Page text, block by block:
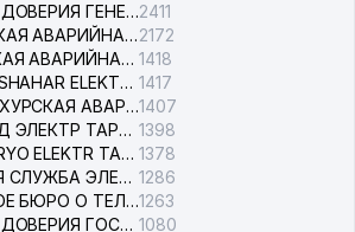
ТЕЛЕФОНЫ ДОВЕРИЯ ГЕНЕРАЛЬНОЙ ПРОКУРАТУРЫ РЕСПУБЛИКИ УЗБЕКИСТАН2411
АЛМАЗАРСКАЯ АВАРИЙНАЯ СЛУЖБА ЭЛЕКТРОСЕТИ2172
УЧТЕПИНСКАЯ АВАРИЙНАЯ СЛУЖБА ЭЛЕКТРОСЕТИ 1418
TOSHKENT SHAHAR ELEKTR TARMOQLARI KORXONASI АО 1417
ШАЙХАНТАХУРСКАЯ АВАРИЙНАЯ СЛУЖБА ЭЛЕКТРОСЕТИ1407
САМАРКАНД ЭЛЕКТР ТАРМОКЛАРИ АО 1398
SURHONDARYO ELEKTR TARMOKLARI АО 1378
АВАРИЙНАЯ СЛУЖБА ЭЛЕКТРОСЕТИ ТАШКЕНТСКОГО РАЙОНА 1286
СПРАВОЧНОЕ БЮРО О ТЕЛЕФОНАХ ОРГАНИЗАЦИЙ г. ТАШКЕНТА1263
ТЕЛЕФОНЫ ДОВЕРИЯ ГОСУДАРСТВЕННОГО ЦЕНТРА ТЕСТИРОВАНИЯ 1080